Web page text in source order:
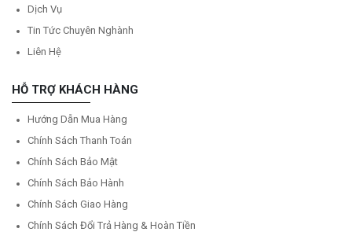
Dịch Vụ
Tin Tức Chuyên Nghành
Liên Hệ
HỖ TRỢ KHÁCH HÀNG
Hướng Dẫn Mua Hàng
Chính Sách Thanh Toán
Chính Sách Bảo Mật
Chính Sách Bảo Hành
Chính Sách Giao Hàng
Chính Sách Đổi Trả Hàng & Hoàn Tiền